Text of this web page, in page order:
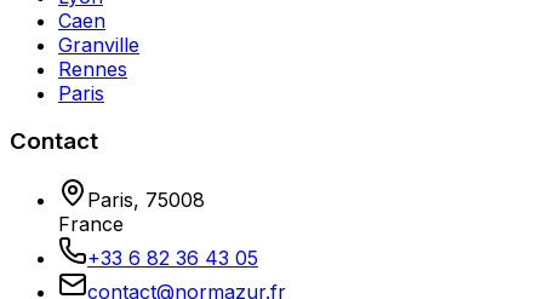
Caen
Granville
Rennes
Paris
Contact
Paris, 75008
France
+33 6 82 36 43 05
contact@normazur.fr